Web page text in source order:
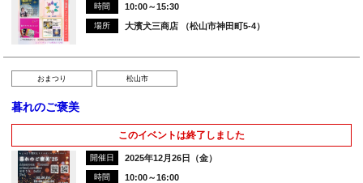
時間 10:00～15:30
場所 大濱犬三商店 （松山市神田町5-4）
おまつり 松山市
暮れのご褒美
このイベントは終了しました
開催日 2025年12月26日（金）
時間 10:00～16:00